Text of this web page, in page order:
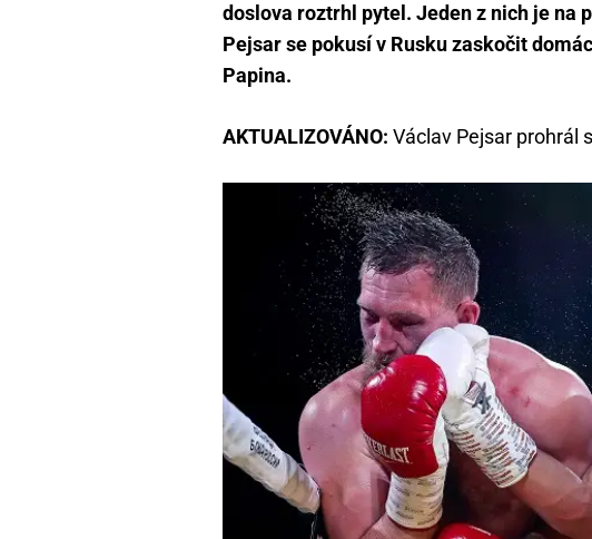
doslova roztrhl pytel. Jeden z nich je na
Pejsar se pokusí v Rusku zaskočit
Papina.
AKTUALIZOVÁNO: Václav Pejsar prohrál